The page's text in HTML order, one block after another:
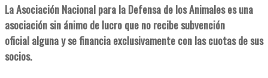
La Asociación Nacional para la Defensa de los Animales es una
asociación sin ánimo de lucro que no recibe subvención
oficial alguna y se financia exclusivamente con las cuotas de sus
socios.